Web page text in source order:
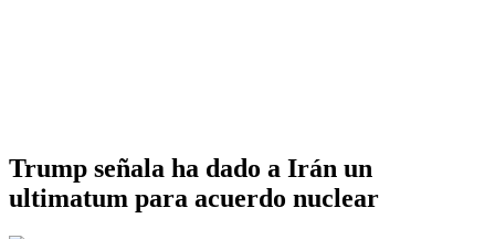
Trump señala ha dado a Irán un
ultimatum para acuerdo nuclear